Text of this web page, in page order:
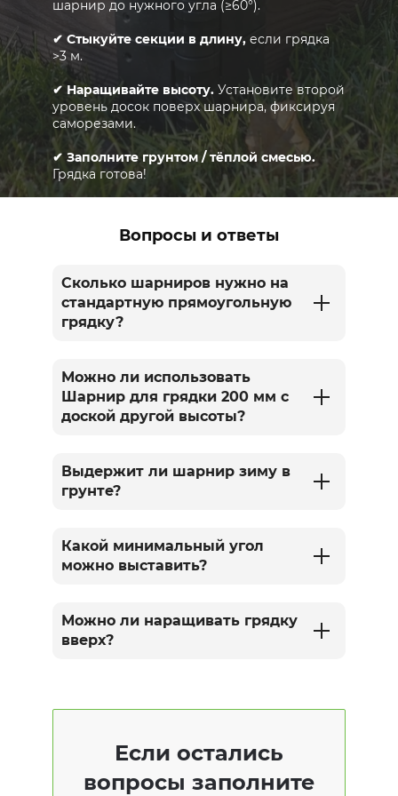
шарнир до нужного угла (≥60°).
✔ Стыкуйте секции в длину, если грядка
>3 м.
✔ Наращивайте высоту. Установите второй
уровень досок поверх шарнира, фиксируя
саморезами.
✔ Заполните грунтом / тёплой смесью.
Грядка готова!
Вопросы и ответы
Сколько шарниров нужно на
стандартную прямоугольную
грядку?
Можно ли использовать
Шарнир для грядки 200 мм с
доской другой высоты?
Выдержит ли шарнир зиму в
грунте?
Какой минимальный угол
можно выставить?
Можно ли наращивать грядку
вверх?
Если остались
вопросы заполните